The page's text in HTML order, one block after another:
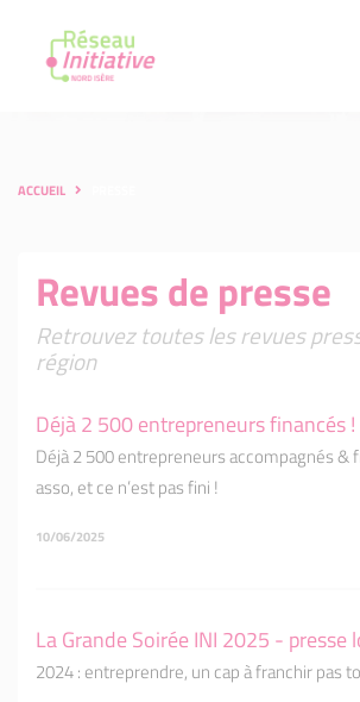
ACCUEIL
Revues de presse
Retrouvez toutes les revues
région
Déjà 2 500 entrepreneurs financés !
Déjà 2 500 entrepreneurs accompagnés &
asso, et ce n’est pas fini !
10/06/2025
La Grande Soirée INI 2025 - presse
2024 : entreprendre, un cap à franchir pas